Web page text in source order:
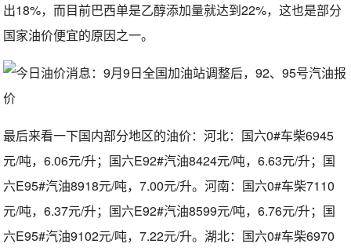
出18%，而目前巴西单是乙醇添加量就达到22%，这也是部分
国家油价便宜的原因之一。
最后来看一下国内部分地区的油价：河北：国六0#车柴6945
元/吨，6.06元/升；国六E92#汽油8424元/吨，6.63元/升；国
六E95#汽油8918元/吨，7.00元/升。河南：国六0#车柴7110
元/吨，6.37元/升；国六E92#汽油8599元/吨，6.76元/升；国
六E95#汽油9102元/吨，7.22元/升。湖北：国六0#车柴6970